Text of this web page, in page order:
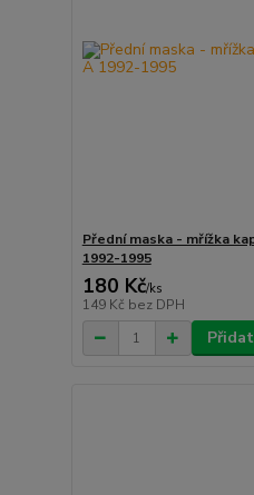
Přední maska - mřížka
1992-1995
180 Kč/ks
149 Kč bez DPH